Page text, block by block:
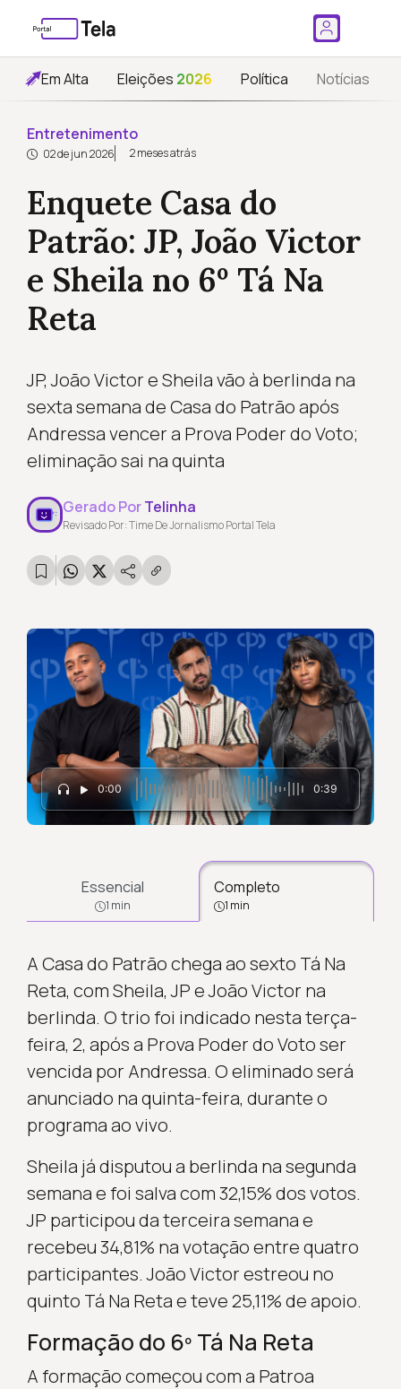
Em Alta Eleições 2026 Política Notícias
Entretenimento
02 de jun 2026 2 meses atrás
Enquete Casa do
Patrão: JP, João Victor
e Sheila no 6º Tá Na
Reta
JP, João Victor e Sheila vão à berlinda na
sexta semana de Casa do Patrão após
Andressa vencer a Prova Poder do Voto;
eliminação sai na quinta
Gerado PorTelinha
Revisado Por: Time De Jornalismo Portal Tela
0:00 0:39
Essencial
1 min
Completo
1 min
A Casa do Patrão chega ao sexto Tá Na
Reta, com Sheila, JP e João Victor na
berlinda. O trio foi indicado nesta terça-
feira, 2, após a Prova Poder do Voto ser
vencida por Andressa. O eliminado será
anunciado na quinta-feira, durante o
programa ao vivo.
Sheila já disputou a berlinda na segunda
semana e foi salva com 32,15% dos votos.
JP participou da terceira semana e
recebeu 34,81% na votação entre quatro
participantes. João Victor estreou no
quinto Tá Na Reta e teve 25,11% de apoio.
Formação do 6º Tá Na Reta
A formação começou com a Patroa